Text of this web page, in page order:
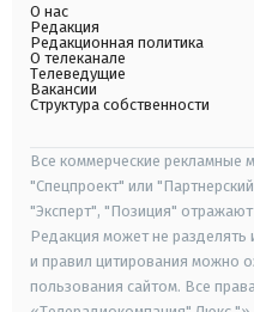
О нас
Редакция
Редакционная политика
О телеканале
Телеведущие
Вакансии
Структура собственности
Все коммерческие рекламные
"Спецпроект" или
"Эксперт", "Позиция"
Редакция может не
и правил цитирования можно
пользования сайтом. Все